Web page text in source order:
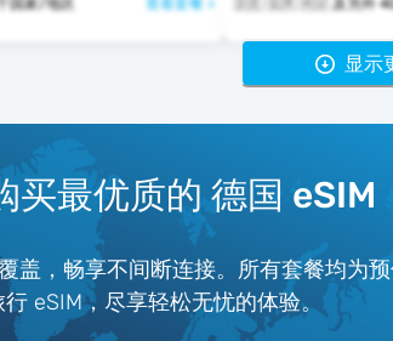
个国家/地区 查看套餐 > 🇩🇪 🇬🇷 🇭🇺 及
显示
买最优质的 德国 eSIM
盖，畅享不间断连接。所有套餐均为
eSIM，尽享轻松无忧的体验。